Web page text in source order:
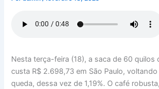
Nesta terça-feira (18), a saca de 60 quilos
custa R$ 2.698,73 em São Paulo,
queda, dessa vez de 1,19%. O café